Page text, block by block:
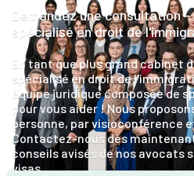
Demandez une consultation
spécialisé en droit de
En tant que plus grand cabinet
spécialisé en droit de
équipe juridique composée de
pour vous aider ! Nous
personne, par visioconférence
Contactez-nous dès
conseils avisés de nos avocats
visas.